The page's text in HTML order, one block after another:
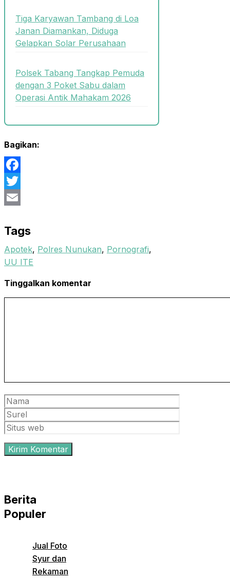
Tiga Karyawan Tambang di Loa
Janan Diamankan, Diduga
Gelapkan Solar Perusahaan
Polsek Tabang Tangkap Pemuda
dengan 3 Poket Sabu dalam
Operasi Antik Mahakam 2026
Bagikan:
Facebook
Twitter
Tags
Apotek, Polres Nunukan, Pornografi
UU ITE
Tinggalkan komentar
Nama
Surel
Situs
Berita
Populer
Jual Foto
Syur dan
Rekaman